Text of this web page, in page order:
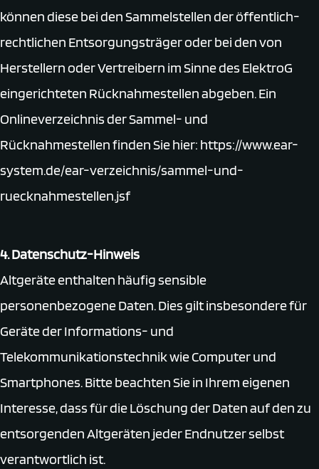
können diese bei den Sammelstellen der öffentlich-
rechtlichen Entsorgungsträger oder bei den von
Herstellern oder Vertreibern im Sinne des ElektroG
eingerichteten Rücknahmestellen abgeben. Ein
Onlineverzeichnis der Sammel- und
Rücknahmestellen finden Sie hier: https://www.ear-
system.de/ear-verzeichnis/sammel-und-
ruecknahmestellen.jsf
4. Datenschutz-Hinweis
Altgeräte enthalten häufig sensible
personenbezogene Daten. Dies gilt insbesondere für
Geräte der Informations- und
Telekommunikationstechnik wie Computer und
Smartphones. Bitte beachten Sie in Ihrem eigenen
Interesse, dass für die Löschung der Daten auf den zu
entsorgenden Altgeräten jeder Endnutzer selbst
verantwortlich ist.